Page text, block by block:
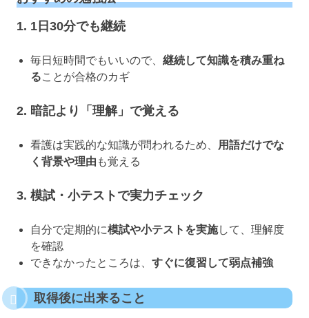
1. 1日30分でも継続
毎日短時間でもいいので、 継続して知識を積み重ね
ることが合格のカギ
2. 暗記より「理解」で覚える
看護は実践的な知識が問われるため、
用語だけでな
く背景や理由 も覚える
3. 模試・小テストで実力チェック
自分で定期的に模試や小テストを実施して、理解度
を確認
できなかったところは、 すぐに復習して弱点補強
取得後に出来ること